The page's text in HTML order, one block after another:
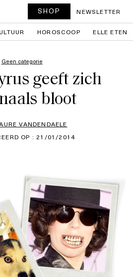
SHOP NEWSLETTER
HOROSCOOP ELLE ETEN
Geen categorie
geeft zich
bloot
VANDENDAELE
OP : 21/01/2014